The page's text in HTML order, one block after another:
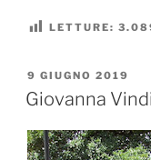
LETTURE:
PUBBLICATO
IL
9 GIUGNO 2019
Giovanna